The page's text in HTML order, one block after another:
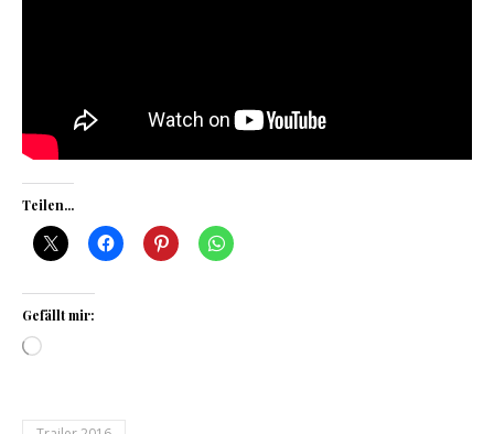
Teilen...
Gefällt mir:
Wird geladen …